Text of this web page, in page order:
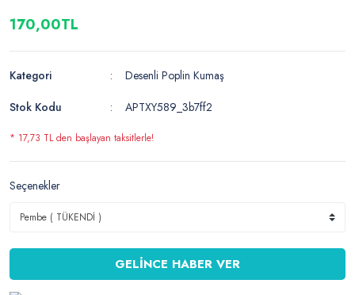
170,00TL
Kategori
Desenli Poplin Kumaş
Stok Kodu
APTXY589_3b7ff2
* 17,73 TL den başlayan taksitlerle!
Seçenekler
GELİNCE HABER VER